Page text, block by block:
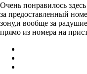
Очень понравилось
за предоставленный
зону,и вообще за
прямо из номера на